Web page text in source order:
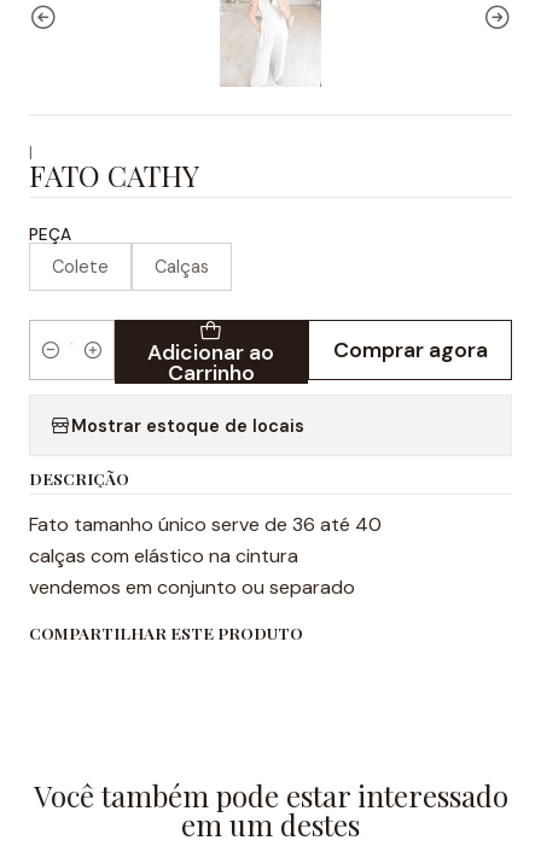
|
FATO CATHY
PEÇA
Colete Calças
Quantidade Adicionar ao
Carrinho
Comprar agora
Mostrar estoque de locais
DESCRIÇÃO
Fato tamanho único serve de 36 até 40
calças com elástico na cintura
vendemos em conjunto ou separado
COMPARTILHAR ESTE PRODUTO
Você também pode estar interessado
em um destes